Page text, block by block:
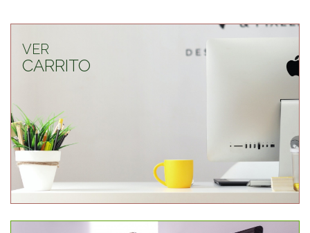
VER
CARRITO